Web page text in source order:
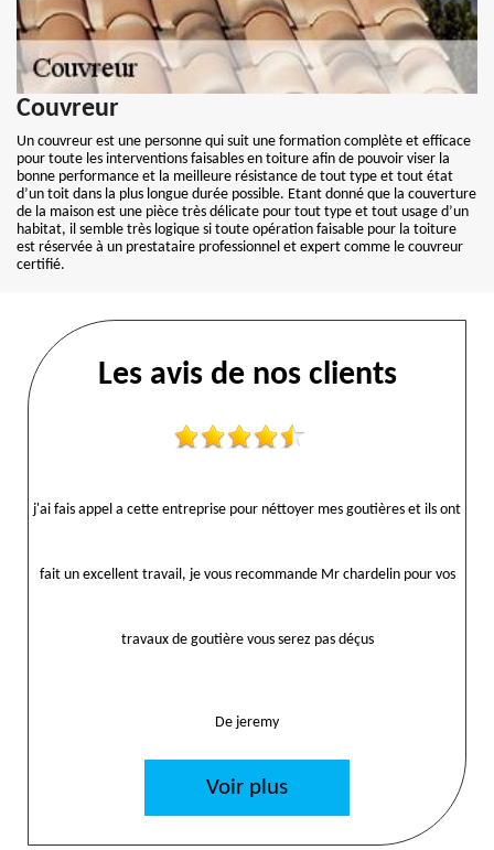
Couvreur
Un couvreur est une personne qui suit une formation complète et efficace
pour toute les interventions faisables en toiture afin de pouvoir viser la
bonne performance et la meilleure résistance de tout type et tout état
d’un toit dans la plus longue durée possible. Etant donné que la couverture
de la maison est une pièce très délicate pour tout type et tout usage d’un
habitat, il semble très logique si toute opération faisable pour la toiture
est réservée à un prestataire professionnel et expert comme le couvreur
certifié.
Les avis de nos clients
j'ai fais appel a cette entreprise pour néttoyer mes goutières et ils ont
fait un excellent travail, je vous recommande Mr chardelin pour vos
travaux de goutière vous serez pas déçus
De jeremy
Voir plus